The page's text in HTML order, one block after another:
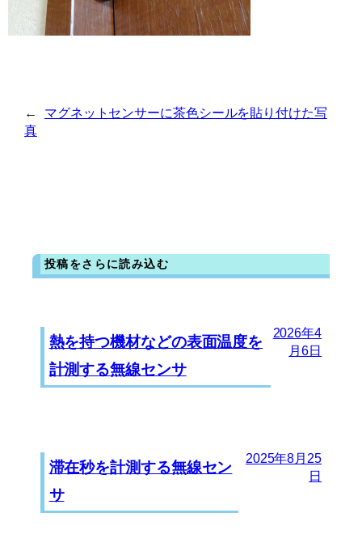
←
マグネットセンサーに茶色シールを貼り付けた写
真
投稿をさらに読み込む
熱を持つ機材などの表面温度を
計測する無線センサ
2026年4
月6日
滞在秒を計測する無線セン
サ
2025年8月25
日